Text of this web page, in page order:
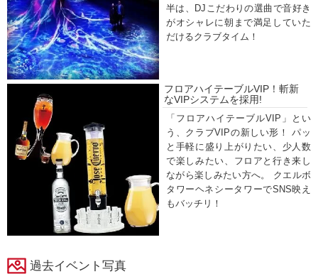
半は、DJこだわりの選曲で音好き
がオシャレに朝まで満足していた
だけるクラブタイム！
フロアハイテーブルVIP！斬新
なVIPシステムを採用!
「フロアハイテーブルVIP」とい
う、クラブVIPの新しい形！ パッ
と手軽に盛り上がりたい、少人数
で楽しみたい、フロアと行き来し
ながら楽しみたい方へ。 クエルボ
タワーヘネシータワーでSNS映え
もバッチリ！
過去イベント写真